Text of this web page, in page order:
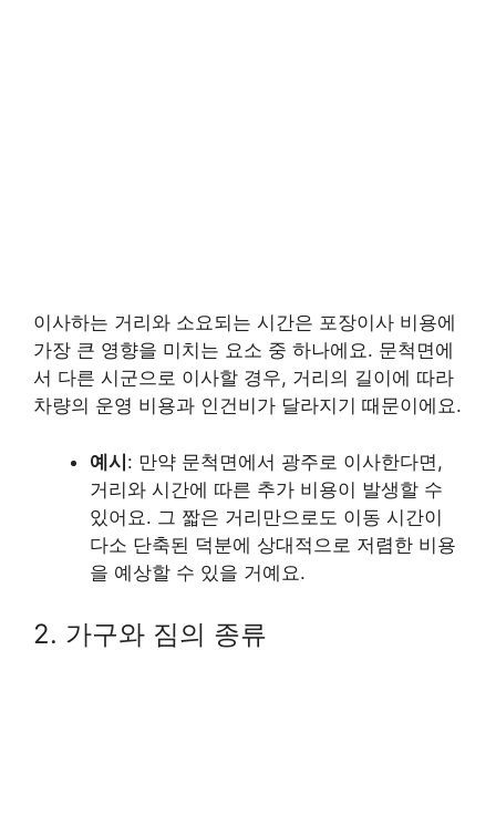
이사하는 거리와 소요되는 시간은 포장이사 비용에
가장 큰 영향을 미치는 요소 중 하나에요. 문척면에
서 다른 시군으로 이사할 경우, 거리의 길이에 따라
차량의 운영 비용과 인건비가 달라지기 때문이에요.
예시: 만약 문척면에서 광주로 이사한다면,
거리와 시간에 따른 추가 비용이 발생할 수
있어요. 그 짧은 거리만으로도 이동 시간이
다소 단축된 덕분에 상대적으로 저렴한 비용
을 예상할 수 있을 거예요.
2. 가구와 짐의 종류